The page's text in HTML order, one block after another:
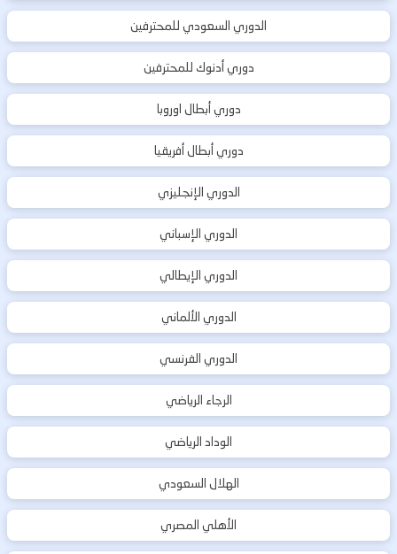
الدوري السعودي للمحترفين
دوري أدنوك للمحترفين
دوري أبطال اوروبا
دوري أبطال أفريقيا
الدوري الإنجليزي
الدوري الإسباني
الدوري الإيطالي
الدوري الألماني
الدوري الفرنسي
الرجاء الرياضي
الوداد الرياضي
الهلال السعودي
الأهلي المصري